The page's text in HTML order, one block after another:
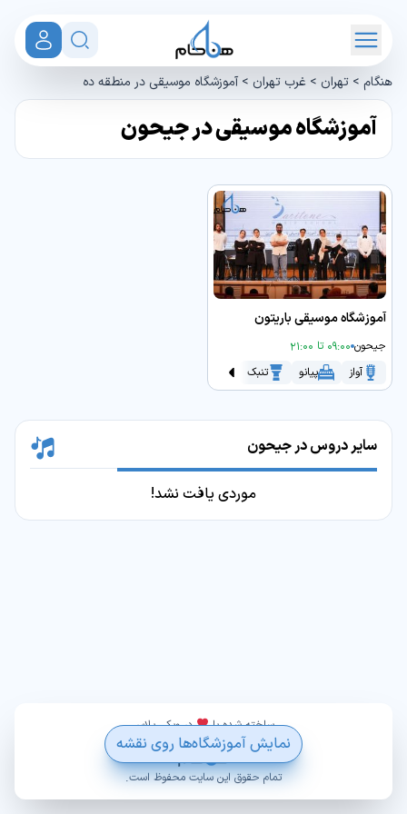
هنگام > تهران > غرب تهران >آموزشگاه موسیقی در منطقه ده
آموزشگاه موسیقی در جیحون
سایر دروس در جیحون
موردی یافت نشد!
آموزشگاه موسیقی باریتون
جیحون 09:00 تا 21:00
آواز
پیانو تنبک
نمایش آموزشگاه‌ها روی نقشه
ساخته شده با در ویکی پلاس
تمام حقوق این سایت محفوظ است.